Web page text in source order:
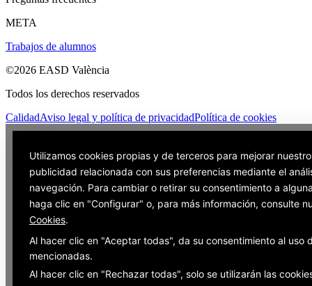
META
Trabajos de alumnos
©2026 EASD València
Todos los derechos reservados
CalidadAviso legal y política de privacidadPolítica de cookies
Utilizamos cookies propias y de terceros para mejorar
publicidad relacionada con sus preferencias mediante el
navegación. Para cambiar o retirar su consentimiento a
haga clic en "Configurar" o, para más información, consulte
Cookies.
Al hacer clic en "Aceptar todas", da su consentimiento al uso
mencionadas.
Al hacer clic en "Rechazar todas", solo se utilizarán las